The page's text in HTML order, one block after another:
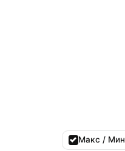
Макс / Мин